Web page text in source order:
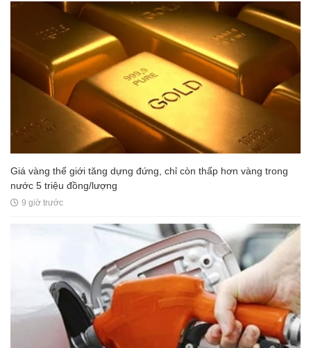
Giá vàng thế giới tăng dựng đứng, chỉ còn thấp hơn vàng trong
nước 5 triệu đồng/lượng
9 giờ trước